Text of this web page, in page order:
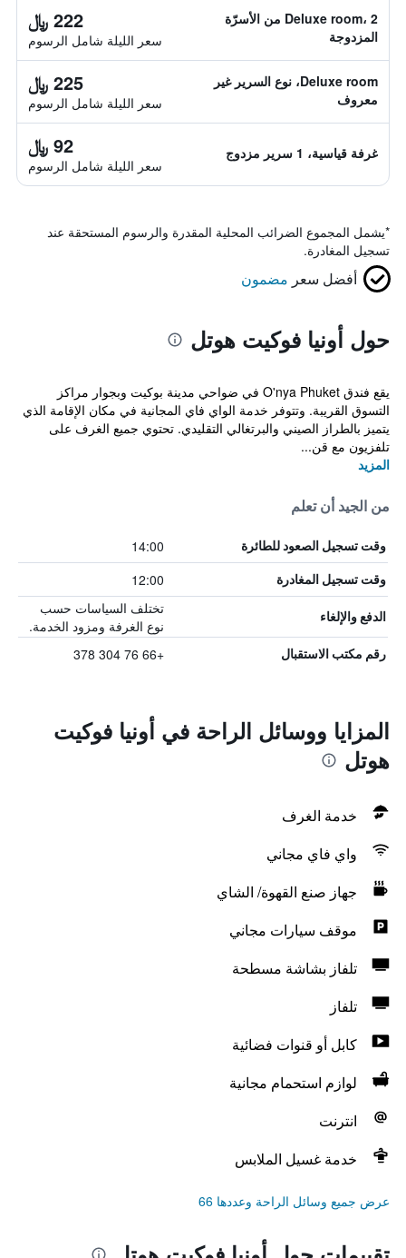
Deluxe room، 2 من الأسرّة
المزدوجة
222 ﷼
سعر الليلة شامل الرسوم
Deluxe room، نوع السرير غير
معروف
225 ﷼
سعر الليلة شامل الرسوم
غرفة قياسية، 1 سرير مزدوج 92 ﷼
سعر الليلة شامل الرسوم
*يشمل المجموع الضرائب المحلية المقدرة والرسوم المستحقة عند
تسجيل المغادرة.
أفضل سعر مضمون
حول أونيا فوكيت هوتل
يقع فندق O'nya Phuket في ضواحي مدينة بوكيت وبجوار مراكز
التسوق القريبة. وتتوفر خدمة الواي فاي المجانية في مكان الإقامة الذي
يتميز بالطراز الصيني والبرتغالي التقليدي. تحتوي جميع الغرف على
تلفزيون مع قن...
المزيد
من الجيد أن تعلم
وقت تسجيل الصعود للطائرة 14:00
وقت تسجيل المغادرة 12:00
الدفع والإلغاء
تختلف السياسات حسب
نوع الغرفة ومزود الخدمة.
رقم مكتب الاستقبال +66 76 304 378
المزايا ووسائل الراحة في أونيا فوكيت
هوتل
خدمة الغرف
واي فاي مجاني
جهاز صنع القهوة/ الشاي
موقف سيارات مجاني
تلفاز بشاشة مسطحة
تلفاز
كابل أو قنوات فضائية
لوازم استحمام مجانية
انترنت
خدمة غسيل الملابس
عرض جميع وسائل الراحة وعددها 66